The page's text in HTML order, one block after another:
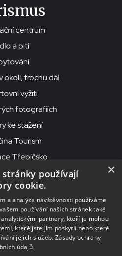
centrum
a pití
okolí, trochu dál
vyžití
fotografiích
ke stažení
Tourism
Třebíčsko
Mor. Budějovice
Purcnerova 62, 676 02
Budějovice
ID datové schránky: chjn2kd
×
stránky používají
cookie.
a analýze návštěvnosti používáme
používání našich stránek také
partnery, kteří je mohou
které jste jim poskytli nebo které
jejich služeb. Zásady ochrany
údajů